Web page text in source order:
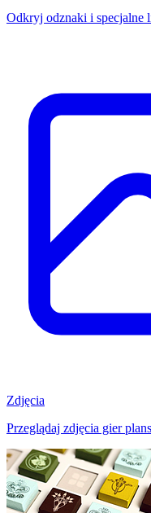
Odkryj odznaki i specjalne
Zdjęcia
Przeglądaj zdjęcia gier